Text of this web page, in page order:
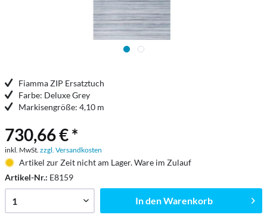
Fiamma ZIP Ersatztuch
Farbe: Deluxe Grey
Markisengröße: 4,10 m
730,66 € *
inkl. MwSt. zzgl. Versandkosten
Artikel zur Zeit nicht am Lager. Ware im Zulauf
Artikel-Nr.: E8159
In denWarenkorb